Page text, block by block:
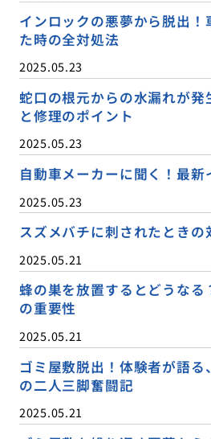
インロックの悪夢から脱出
た時の全対処法
2025.05.23
蛇口の根元からの水漏れが発
と修理のポイント
2025.05.23
自動車メーカーに聞く！最
2025.05.23
スズメバチに刺されたときの
2025.05.21
蜂の巣を放置するとどうな
の重要性
2025.05.21
ゴミ屋敷脱出！体験者が語
の二人三脚奮闘記
2025.05.21